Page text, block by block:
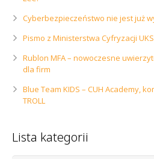
Cyberbezpieczeństwo nie jest już
Pismo z Ministerstwa Cyfryzacji
Rublon MFA – nowoczesne
dla firm
Blue Team KIDS – CUH Academy,
TROLL
Lista kategorii